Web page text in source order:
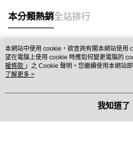
本分類熱銷全站排行
熱門標籤
本網站中使用 cookie，欲查詢有關本網站使用
望在電腦上使用 cookie 時應如何變更電腦的
權條款 」之 Cookie 聲明。您繼續使用本網站
用條款之 Cookie 聲明使用 cookie。
了解更多 >
我知道了